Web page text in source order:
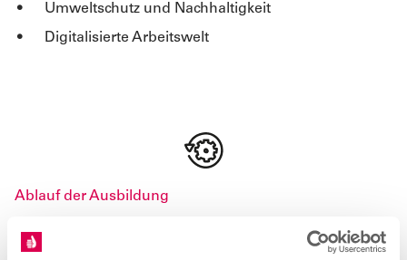
Umweltschutz und Nachhaltigkeit
Digitalisierte Arbeitswelt
Ablauf der Ausbildung
Das kommt auf dich zu.